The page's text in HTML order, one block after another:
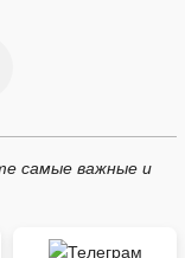
самые важные и